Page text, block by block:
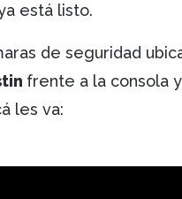
está listo.
de seguridad
frente a la consola
les va: